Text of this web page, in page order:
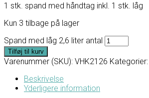
1 stk. spand med håndtag inkl. 1 stk. låg
Kun 3 tilbage på lager
Spand med låg 2,6 liter antal
Tilføj til kurv
Varenummer (SKU): VHK2126 Kategorier:
Beskrivelse
Yderligere information